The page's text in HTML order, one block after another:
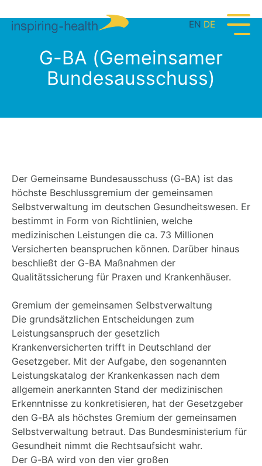
EN DE
G-BA (Gemeinsamer
Bundesausschuss)
Der Gemeinsame Bundesausschuss (G-BA) ist das
höchste Beschlussgremium der gemeinsamen
Selbstverwaltung im deutschen Gesundheitswesen. Er
bestimmt in Form von Richtlinien, welche
medizinischen Leistungen die ca. 73 Millionen
Versicherten beanspruchen können. Darüber hinaus
beschließt der G-BA Maßnahmen der
Qualitätssicherung für Praxen und Krankenhäuser.
Gremium der gemeinsamen Selbstverwaltung
Die grundsätzlichen Entscheidungen zum
Leistungsanspruch der gesetzlich
Krankenversicherten trifft in Deutschland der
Gesetzgeber. Mit der Aufgabe, den sogenannten
Leistungskatalog der Krankenkassen nach dem
allgemein anerkannten Stand der medizinischen
Erkenntnisse zu konkretisieren, hat der Gesetzgeber
den G-BA als höchstes Gremium der gemeinsamen
Selbstverwaltung betraut. Das Bundesministerium für
Gesundheit nimmt die Rechtsaufsicht wahr.
Der G-BA wird von den vier großen